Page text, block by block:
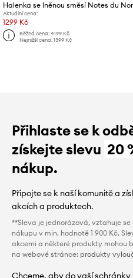
Halenka se lněnou směsí Notes du
Aktuální cena:
1299 Kč
Běžná cena:4199 Kč
Nejnižší cena:1399 Kč
Přihlaste se k
získejte slevu 20
nákup.
Připojte se k naší komunitě a
akcích a produktech.
**Sleva je jednorázová, vztahuje
nákupu v min. hodnotě 1 900 Kč.
akcemi a některé produkty mohou
na webové stránce: produkty
Chceme, aby do vaší